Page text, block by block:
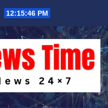
12:15:47 PM